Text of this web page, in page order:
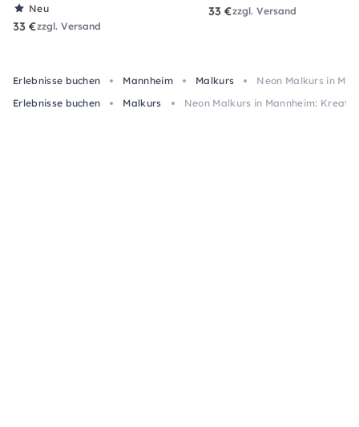
Neu
33 €zzgl. Versand
33 €zzgl. Versand
Erlebnisse buchen Mannheim Malkurs
Neon Malkurs in
Erlebnisse buchen
Malkurs Neon Malkurs in Mannheim: